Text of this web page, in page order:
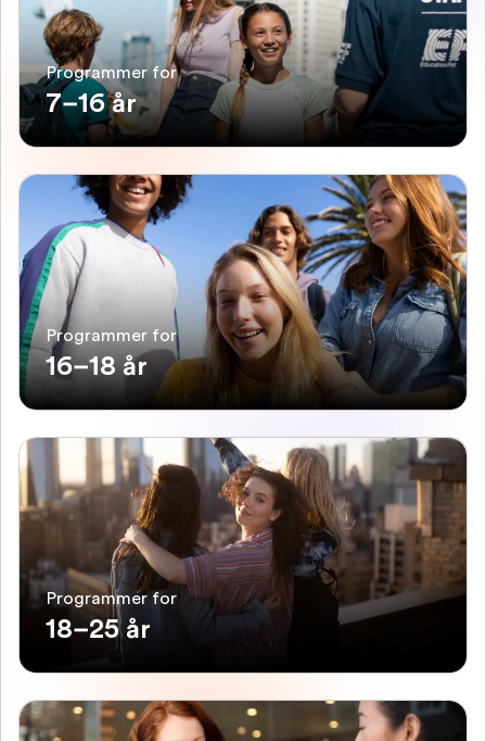
Programmer for
7–16 år
Programmer for
16–18 år
Programmer for
18–25 år